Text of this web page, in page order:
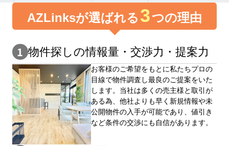
AZLinksが選ばれる 3つの理由
物件探しの情報量・交渉⼒・提案⼒
お客様のご希望をもとに私たちプロの
目線で物件調査し最良のご提案をいた
します。当社は多くの売主様と取引が
ある為、他社よりも早く新規情報や未
公開物件の⼊手が可能であり、値引き
など条件の交渉にも自信があります。